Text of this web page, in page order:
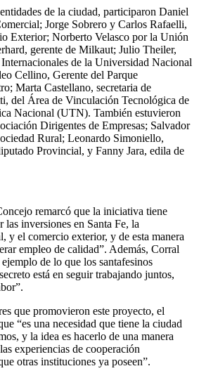
de la ciudad, participaron Daniel
Jorge Sobrero y Carlos Rafaelli,
Exterior; Norberto Velasco por la Unión
gerente de Milkaut; Julio Theiler,
de la Universidad Nacional
Cellino, Gerente del Parque
Marta Castellano, secretaria de
del Área de Vinculación Tecnológica de
Nacional (UTN). También estuvieron
Dirigentes de Empresas; Salvador
Rural; Leonardo Simoniello,
Provincial, y Fanny Jara, edila de
remarcó que la iniciativa tiene
inversiones en Santa Fe, la
y el comercio exterior, y de esta manera
empleo de calidad”. Además, Corral
de lo que los santafesinos
está en seguir trabajando juntos,
que promovieron este proyecto, el
“es una necesidad que tiene la ciudad
y la idea es hacerlo de una manera
experiencias de cooperación
otras instituciones ya poseen”.